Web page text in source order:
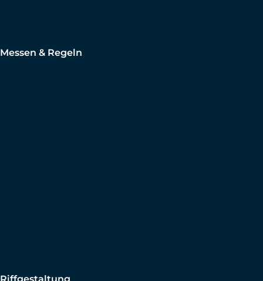
Messen & Regeln